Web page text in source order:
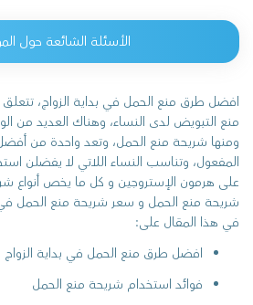
الأسئلة الشائعة حول
افضل طرق منع الحمل في بداية الزواج،
منع التبويض لدى النساء، وهناك العديد من
ومنها شريحة منع الحمل، وتعد واحدة من
المفعول، وتناسب النساء اللاتي لا يفضلن
على هرمون الإستروجين و كل ما يخص أنواع
شريحة منع الحمل و سعر شريحة منع الحمل
في هذا المقال على:
افضل طرق منع الحمل في بداية الزواج
فوائد استخدام شريحة منع الحمل